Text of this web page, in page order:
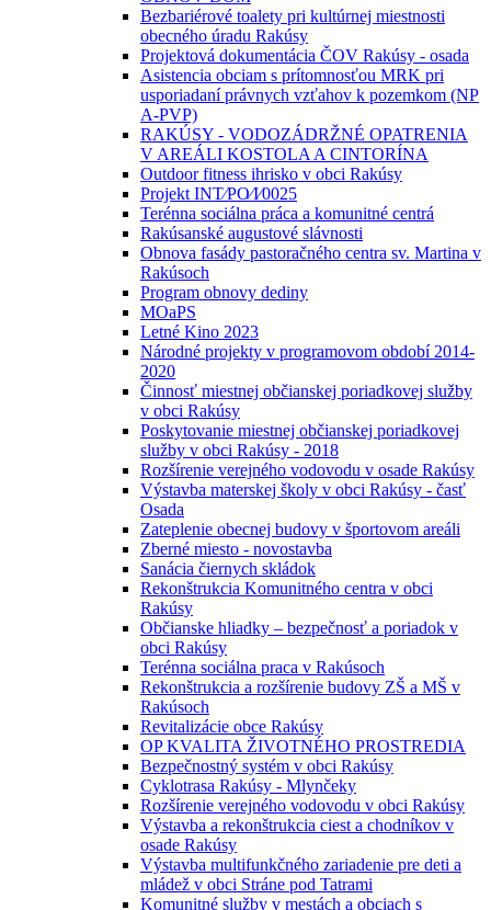
Bezbariérové toalety pri kultúrnej miestnosti
obecného úradu Rakúsy
Projektová dokumentácia ČOV Rakúsy - osada
Asistencia obciam s prítomnosťou MRK pri
usporiadaní právnych vzťahov k pozemkom (NP
A-PVP)
RAKÚSY - VODOZÁDRŽNÉ OPATRENIA
V AREÁLI KOSTOLA A CINTORÍNA
Outdoor fitness ihrisko v obci Rakúsy
Projekt INT⁄PO⁄I⁄0025
Terénna sociálna práca a komunitné centrá
Rakúsanské augustové slávnosti
Obnova fasády pastoračného centra sv. Martina v
Rakúsoch
Program obnovy dediny
MOaPS
Letné Kino 2023
Národné projekty v programovom období 2014-
2020
Činnosť miestnej občianskej poriadkovej služby
v obci Rakúsy
Poskytovanie miestnej občianskej poriadkovej
služby v obci Rakúsy - 2018
Rozšírenie verejného vodovodu v osade Rakúsy
Výstavba materskej školy v obci Rakúsy - časť
Osada
Zateplenie obecnej budovy v športovom areáli
Zberné miesto - novostavba
Sanácia čiernych skládok
Rekonštrukcia Komunitného centra v obci
Rakúsy
Občianske hliadky – bezpečnosť a poriadok v
obci Rakúsy
Terénna sociálna praca v Rakúsoch
Rekonštrukcia a rozšírenie budovy ZŠ a MŠ v
Rakúsoch
Revitalizácie obce Rakúsy
OP KVALITA ŽIVOTNÉHO PROSTREDIA
Bezpečnostný systém v obci Rakúsy
Cyklotrasa Rakúsy - Mlynčeky
Rozšírenie verejného vodovodu v obci Rakúsy
Výstavba a rekonštrukcia ciest a chodníkov v
osade Rakúsy
Výstavba multifunkčného zariadenie pre deti a
mládež v obci Stráne pod Tatrami
Komunitné služby v mestách a obciach s